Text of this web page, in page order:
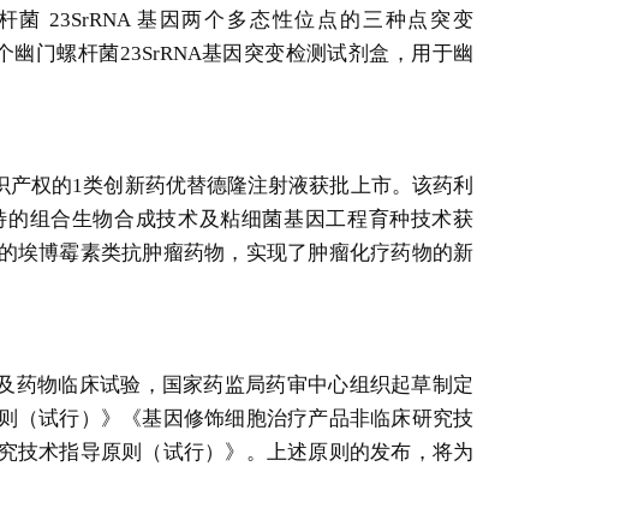
23SrRNA 基因两个多态性位点的三种点突变
幽门螺杆菌23SrRNA基因突变检测试剂盒，用于幽
权的1类创新药优替德隆注射液获批上市。该药利
组合生物合成技术及粘细菌基因工程育种技术获
埃博霉素类抗肿瘤药物，实现了肿瘤化疗药物的新
药物临床试验，国家药监局药审中心组织起草制定
（试行）》《基因修饰细胞治疗产品非临床研究技
技术指导原则（试行）》。上述原则的发布，将为